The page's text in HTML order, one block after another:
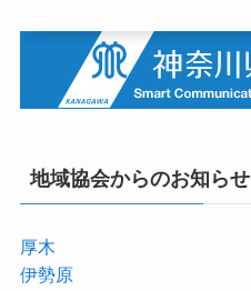
地域協会からのお知らせ
厚木
伊勢原